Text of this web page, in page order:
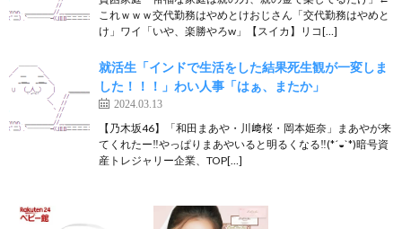
これｗｗｗ交代勤務はやめとけおじさん「交代勤務はやめと
け」ワイ「いや、楽勝やろw」【スイカ】リコ[…]
就活生「インドで生活をした結果死生観が一変しま
した！！！」わい人事「はぁ、またか」
2024.03.13
【乃木坂46】「和田まあや・川﨑桜・岡本姫奈」まあやが来
てくれたー‼︎やっぱりまあやいると明るくなる‼︎(*´◒`*)暗号資
産トレジャリー企業、TOP[…]